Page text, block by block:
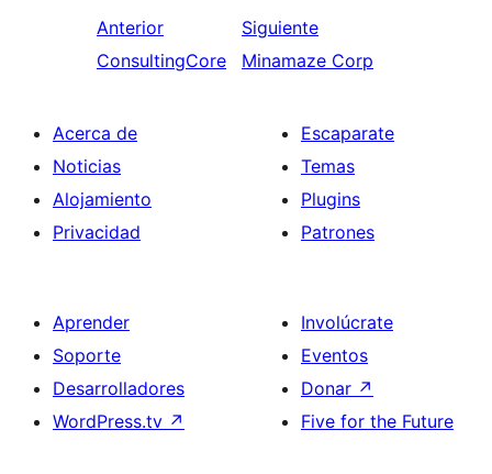
Anterior
ConsultingCore
Siguiente
Minamaze Corp
Acerca de
Noticias
Alojamiento
Privacidad
Escaparate
Temas
Plugins
Patrones
Aprender
Soporte
Desarrolladores
WordPress.tv ↗
Involúcrate
Eventos
Donar ↗
Five for the Future